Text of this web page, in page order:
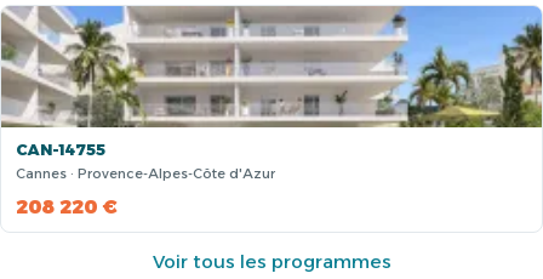
CAN-14755
Cannes · Provence-Alpes-Côte d'Azur
208 220 €
Voir tous les programmes